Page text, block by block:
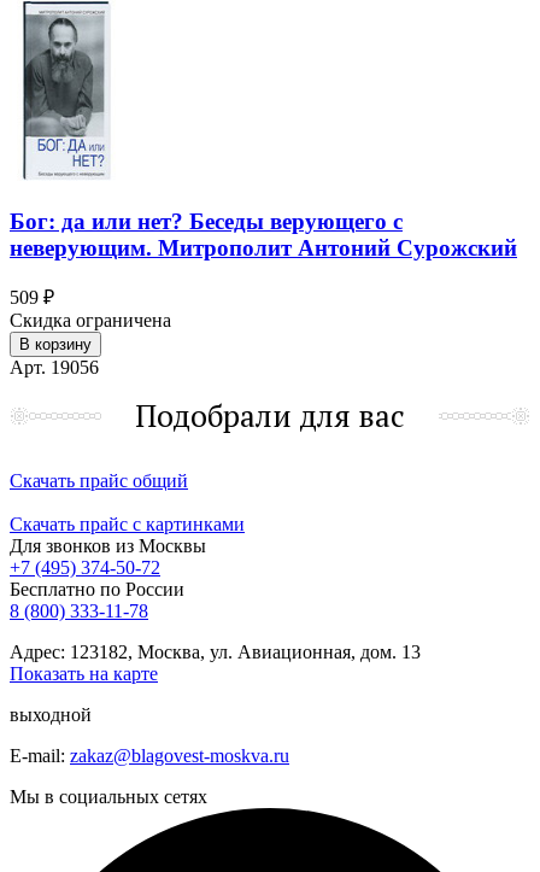
Бог: да или нет? Беседы верующего с
неверующим. Митрополит Антоний Сурожский
509 ₽
Скидка ограничена
В корзину
Арт. 19056
Подобрали для вас
Скачать прайс общий
Скачать прайс с картинками
Для звонков из Москвы
+7 (495) 374-50-72
Бесплатно по России
8 (800) 333-11-78
Адрес: 123182, Москва, ул. Авиационная, дом. 13
Показать на карте
выходной
E-mail: zakaz@blagovest-moskva.ru
Мы в социальных сетях